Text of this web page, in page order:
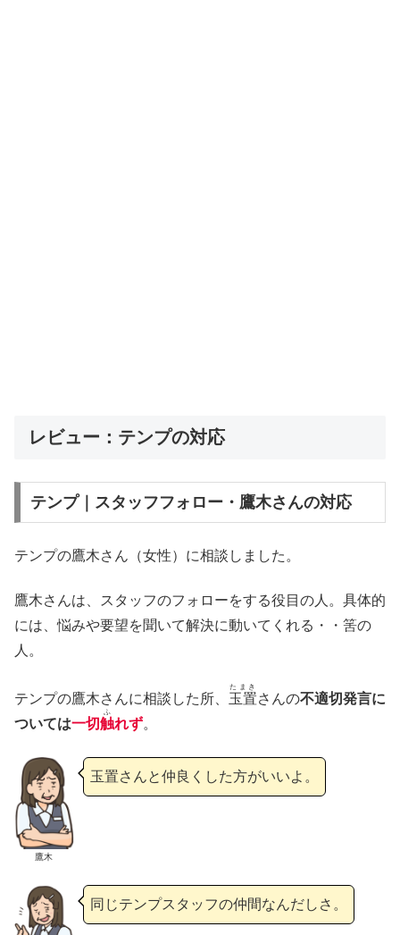
レビュー：テンプの対応
テンプ｜スタッフフォロー・鷹木さんの対応
テンプの鷹木さん（女性）に相談しました。
鷹木さんは、スタッフのフォローをする役目の人。具体的
には、悩みや要望を聞いて解決に動いてくれる・・筈の
人。
テンプの鷹木さんに相談した所、 玉置
たまき
さんの不適切発言に
ついては一切触
ふ
れず。
鷹木
玉置さんと仲良くした方がいいよ。
同じテンプスタッフの仲間なんだしさ。